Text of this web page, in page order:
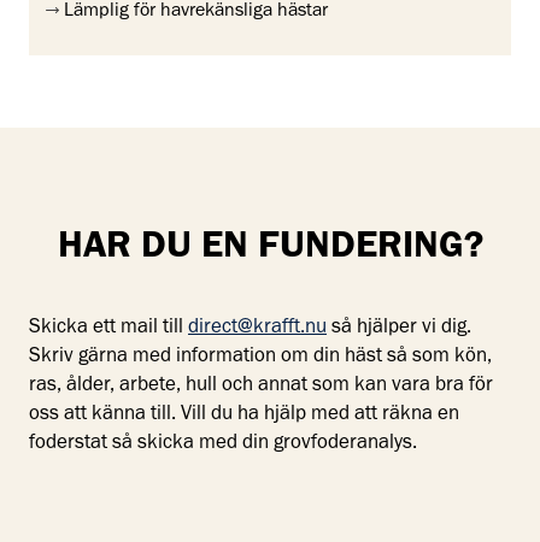
Lämplig för havrekänsliga hästar
HAR DU EN FUNDERING?
Skicka ett mail till direct@krafft.nu så hjälper vi dig.
Skriv gärna med information om din häst så som kön,
ras, ålder, arbete, hull och annat som kan vara bra för
oss att känna till. Vill du ha hjälp med att räkna en
foderstat så skicka med din grovfoderanalys.